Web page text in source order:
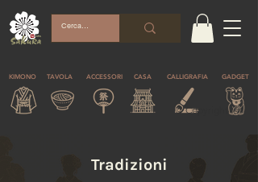
KIMONO TAVOLA ACCESSORI CASA CALLIGRAFIA GADGET
© Copyright
Tradizioni